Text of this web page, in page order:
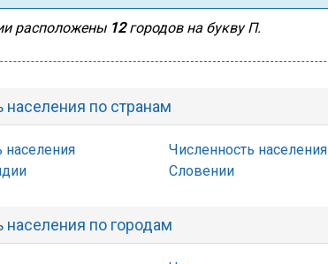
расположены 12городов на букву П.
населения по странам
населения
Численность населения
Словении
населения по городам